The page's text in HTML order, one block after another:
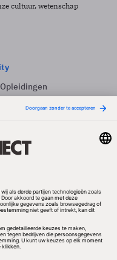
cultuur, wetenschap